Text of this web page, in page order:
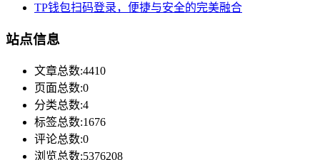
TP钱包扫码登录，便捷与安全的完美融合
站点信息
文章总数:4410
页面总数:0
分类总数:4
标签总数:1676
评论总数:0
浏览总数:5376208